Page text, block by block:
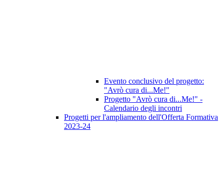
Evento conclusivo del progetto:
"Avrò cura di...Me!"
Progetto "Avrò cura di...Me!" -
Calendario degli incontri
Progetti per l'ampliamento dell'Offerta Formativa
2023-24